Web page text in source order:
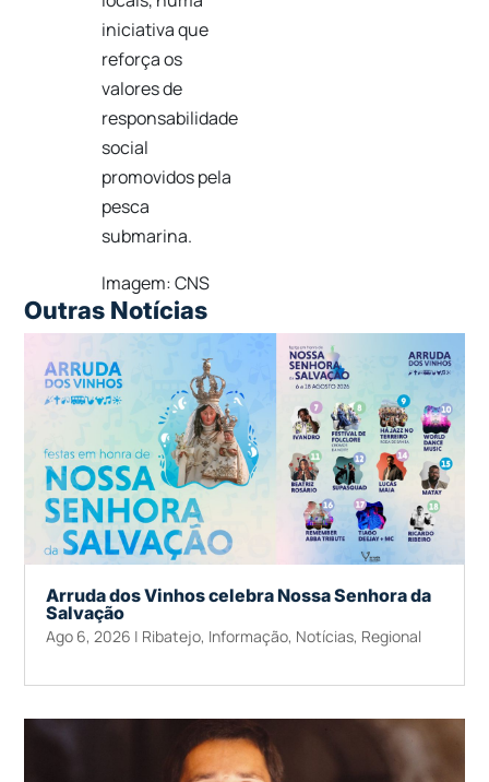
iniciativa que
reforça os
valores de
responsabilidade
social
promovidos pela
pesca
submarina.
Imagem: CNS
Outras Notícias
Arruda dos Vinhos celebra Nossa Senhora da
Salvação
Ago 6, 2026 | Ribatejo, Informação, Notícias, Regional